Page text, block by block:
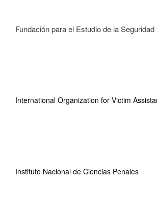
Fundación para el Estudio de la
International Organization for Victim
Instituto Nacional de Ciencias Penales